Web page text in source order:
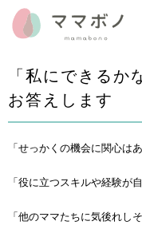
「私にできる
お答えします
「せっかくの機会に関心は
「役に立つスキルや経験が
「他のママたちに気後れし